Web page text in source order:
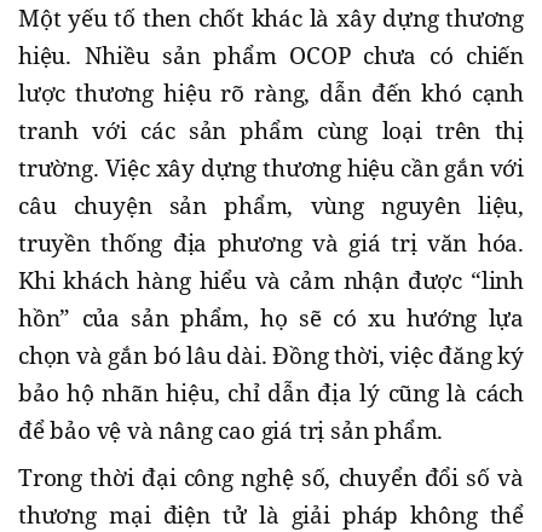
Một yếu tố then chốt khác là xây dựng thương
hiệu. Nhiều sản phẩm OCOP chưa có chiến
lược thương hiệu rõ ràng, dẫn đến khó cạnh
tranh với các sản phẩm cùng loại trên thị
trường. Việc xây dựng thương hiệu cần gắn với
câu chuyện sản phẩm, vùng nguyên liệu,
truyền thống địa phương và giá trị văn hóa.
Khi khách hàng hiểu và cảm nhận được “linh
hồn” của sản phẩm, họ sẽ có xu hướng lựa
chọn và gắn bó lâu dài. Đồng thời, việc đăng ký
bảo hộ nhãn hiệu, chỉ dẫn địa lý cũng là cách
để bảo vệ và nâng cao giá trị sản phẩm.
Trong thời đại công nghệ số, chuyển đổi số và
thương mại điện tử là giải pháp không thể